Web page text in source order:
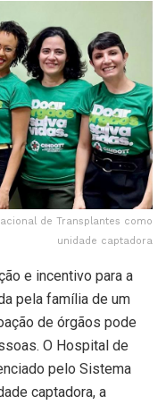
de Transplantes como
unidade captadora
e incentivo para a
pela família de um
de órgãos pode
O Hospital de
pelo Sistema
captadora, a